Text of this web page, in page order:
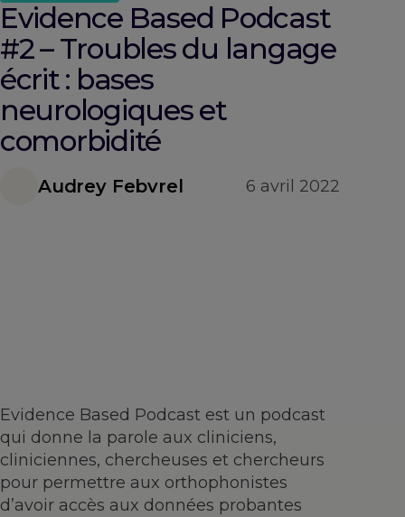
Evidence Based Podcast
#2 – Troubles du langage
écrit : bases
neurologiques et
comorbidité
Audrey Febvrel 6 avril 2022
Evidence Based Podcast est un podcast
qui donne la parole aux cliniciens,
cliniciennes, chercheuses et chercheurs
pour permettre aux orthophonistes
d’avoir accès aux données probantes